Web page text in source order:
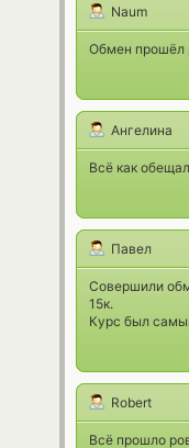
Naum
Обмен прошёл
Ангелина
Всё как
Павел
Совершили
15к.
Курс был
Robert
Всё прошло